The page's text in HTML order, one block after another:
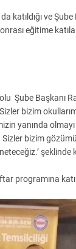
katıldığı ve Şube
eğitime
Şube Başkanı
bizim
yanında
bizim
şeklinde
programına